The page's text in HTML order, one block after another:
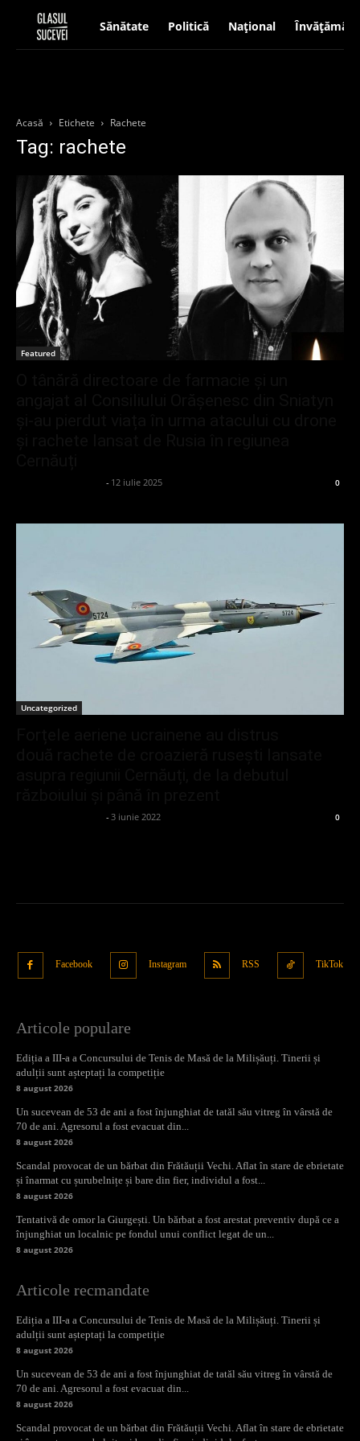
Sănătate Politică Național Învățământ
Acasă Etichete Rachete
Tag: rachete
Featured
- 12 iulie 2025 0
Uncategorized
- 3 iunie 2022 0
Facebook Instagram RSS TikTok
Articole populare
Ediția a III-a a Concursului de Tenis de Masă de la Milișăuți. Tinerii și
adulții sunt așteptați la competiție
8 august 2026
Un sucevean de 53 de ani a fost înjunghiat de tatăl său vitreg în vârstă de
70 de ani. Agresorul a fost evacuat din...
8 august 2026
Scandal provocat de un bărbat din Frătăuții Vechi. Aflat în stare de ebrietate
și înarmat cu șurubelnițe și bare din fier, individul a fost...
8 august 2026
Tentativă de omor la Giurgești. Un bărbat a fost arestat preventiv după ce a
înjunghiat un localnic pe fondul unui conflict legat de un...
8 august 2026
Articole recmandate
Ediția a III-a a Concursului de Tenis de Masă de la Milișăuți. Tinerii și
adulții sunt așteptați la competiție
8 august 2026
Un sucevean de 53 de ani a fost înjunghiat de tatăl său vitreg în vârstă de
70 de ani. Agresorul a fost evacuat din...
8 august 2026
Scandal provocat de un bărbat din Frătăuții Vechi. Aflat în stare de ebrietate